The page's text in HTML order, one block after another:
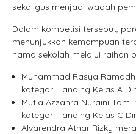
sekaligus menjadi wadah
Dalam kompetisi tersebut,
menunjukkan kemampuan
nama sekolah melalui raihan
Muhammad Rasya
kategori Tanding Kelas A
Mutia Azzahra Nuraini
kategori Tanding Kelas C
Alvarendra Athar Rizky